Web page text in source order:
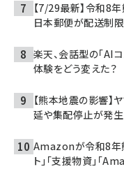
【7/29最新】令和8
日本郵便が配送制
楽天、会話型の「AI
体験をどう変えた？
【熊本地震の影響】
延や集配停止が発生
Amazonが令和8年
ト」「支援物資」「